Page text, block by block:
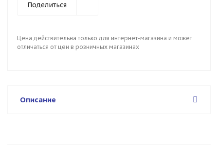
Поделиться
Цена действительна только для интернет-магазина и может
отличаться от цен в розничных магазинах
Описание